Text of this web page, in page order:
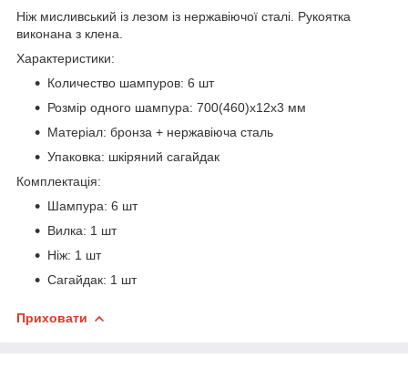
Ніж мисливський із лезом із нержавіючої сталі. Рукоятка
виконана з клена.
Характеристики:
Количество шампуров: 6 шт
Розмір одного шампура: 700(460)х12х3 мм
Матеріал: бронза + нержавіюча сталь
Упаковка: шкіряний сагайдак
Комплектація:
Шампура: 6 шт
Вилка: 1 шт
Ніж: 1 шт
Сагайдак: 1 шт
Приховати